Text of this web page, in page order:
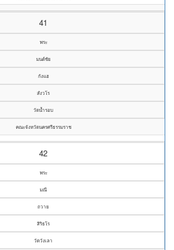
41
พระ
มนต์ชัย
กังแฮ
สํงวโร
วัดน้ำรอบ
คณะจังหวัดนครศรีธรรมราช
42
พระ
มณี
ถวาย
สิริธโร
วัดวังเลา